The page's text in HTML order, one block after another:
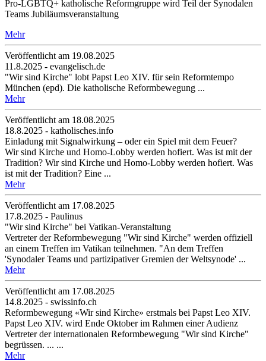
Pro-LGBTQ+ katholische Reformgruppe wird Teil der Synodalen
Teams Jubiläumsveranstaltung
Mehr
Veröffentlicht am 19­.08.2025
11.8.2025 - evangelisch.de
"Wir sind Kirche" lobt Papst Leo XIV. für sein Reformtempo
München (epd). Die katholische Reformbewegung ...
Mehr
Veröffentlicht am 18­.08.2025
18.8.2025 - katholisches.info
Einladung mit Signalwirkung – oder ein Spiel mit dem Feuer?
Wir sind Kirche und Homo-Lobby werden hofiert. Was ist mit der
Tradition? Wir sind Kirche und Homo-Lobby werden hofiert. Was
ist mit der Tradition? Eine ...
Mehr
Veröffentlicht am 17­.08.2025
17.8.2025 - Paulinus
"Wir sind Kirche" bei Vatikan-Veranstaltung
Vertreter der Reformbewegung "Wir sind Kirche" werden offiziell
an einem Treffen im Vatikan teilnehmen. "An dem Treffen
'Synodaler Teams und partizipativer Gremien der Weltsynode' ...
Mehr
Veröffentlicht am 17­.08.2025
14.8.2025 - swissinfo.ch
Reformbewegung «Wir sind Kirche» erstmals bei Papst Leo XIV.
Papst Leo XIV. wird Ende Oktober im Rahmen einer Audienz
Vertreter der internationalen Reformbewegung "Wir sind Kirche"
begrüssen. ... ...
Mehr